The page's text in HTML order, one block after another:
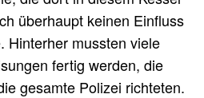
überhaupt keinen Einfluss
Hinterher mussten viele
fertig werden, die
gesamte Polizei richteten.